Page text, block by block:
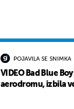
POJAVILA SE SNIMKA
VIDEO Bad Blue
aerodromu, izbila